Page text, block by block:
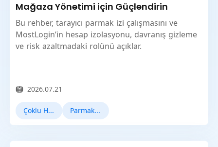
Mağaza Yönetimi için Güçlendirin
Bu rehber, tarayıcı parmak izi çalışmasını ve
MostLogin’in hesap izolasyonu, davranış gizleme
ve risk azaltmadaki rolünü açıklar.
2026.07.21
Çoklu Hesap Yönetimi Parmak İzi Tarayıcı